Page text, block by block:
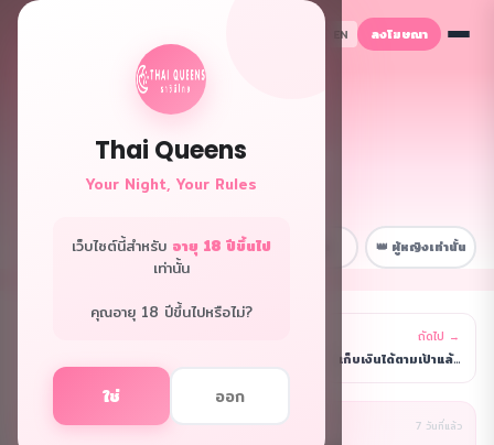
Thai Queens
Your Night, Your Rules
เว็บไซต์นี้สำหรับ อายุ 18 ปีขึ้นไป
เท่านั้น
คุณอายุ 18 ปีขึ้นไปหรือไม่?
ใช่ ออก
EN ลงโฆษณา
👑 ฟอรั่มควีนส์
📋 หน้าหลัก 💼 เรื่องงาน 👑 ผู้หญิงเท่านั้น
ถัดไป →
เก็บเงินได้ตามเป้าแล้วค่ะ 🎉 ตอนนี้มีเงินออมจากงานก
เรื่องฮา นิรนาม(ผู้เขียน) 7 วันที่แล้ว